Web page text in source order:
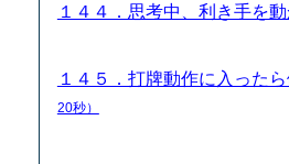
１４４．思考中、利き手を
１４５．打牌動作に入った
20秒）